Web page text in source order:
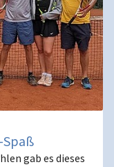
gab es dieses